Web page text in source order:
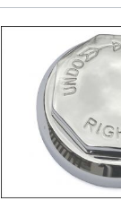
Morris Minor